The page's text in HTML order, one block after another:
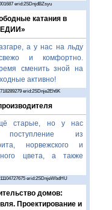
erid:2SDnjdBZsyu
катания в
а у нас на льду
и комфортно.
сменить зной на
активно!
erid:2SDnje2Eh6K
старые, но у нас
из
норвежского и
цвета, а также
erid:2SDnjeWbdHU
домов:
Проектирование и